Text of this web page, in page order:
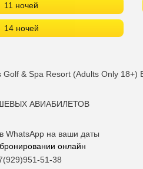
11 ночей
14 ночей
& Spa Resort (Adults Only
АВИАБИЛЕТОВ
WhatsApp на ваши даты
онлайн
51-38